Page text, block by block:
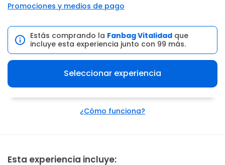
Promociones y medios de pago
Estás comprando la Fanbag Vitalidad que
incluye esta experiencia junto con 99 más.
Seleccionar experiencia
¿Cómo funciona?
Esta experiencia incluye: